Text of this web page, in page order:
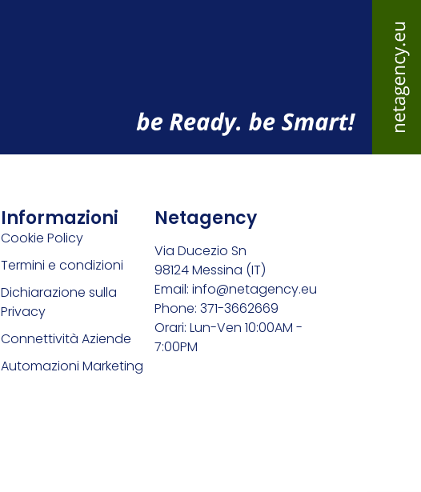
Informazioni
Cookie Policy
Termini e condizioni
Dichiarazione sulla
Privacy
Connettività Aziende
Automazioni Marketing
Netagency
Via Ducezio Sn
98124 Messina (IT)
Email: info@netagency.eu
Phone: 371-3662669
Orari: Lun-Ven 10:00AM -
7:00PM